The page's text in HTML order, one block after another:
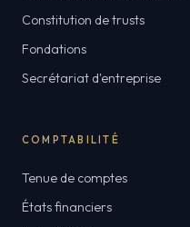
Constitution de trusts
Fondations
Secrétariat d'entreprise
COMPTABILITÉ
Tenue de comptes
États financiers